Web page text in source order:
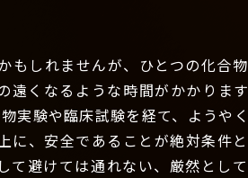
もしれませんが、ひとつの化合
くなるような時間がかかりま
実験や臨床試験を経て、ようや
、安全であることが絶対条件
避けては通れない、厳然とし